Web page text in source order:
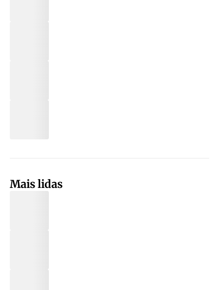
Mais lidas